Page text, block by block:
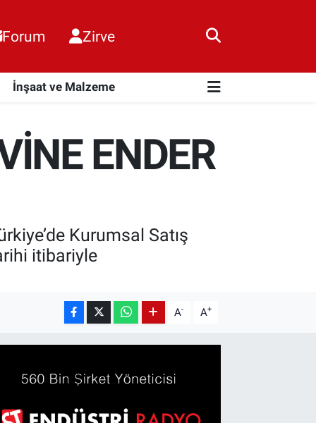
Forum Zirve
İnşaat ve Malzeme
ENDER
Kurumsal Satış
itibariyle
A- A+